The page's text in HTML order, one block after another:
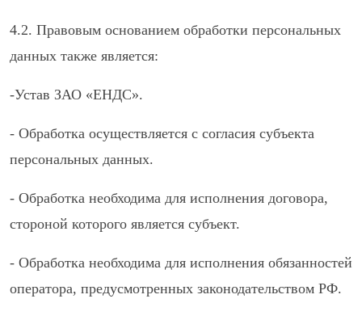
4.2. Правовым основанием обработки персональных
данных также является:
-Устав ЗАО «ЕНДС».
- Обработка осуществляется с согласия субъекта
персональных данных.
- Обработка необходима для исполнения договора,
стороной которого является субъект.
- Обработка необходима для исполнения обязанностей
оператора, предусмотренных законодательством РФ.